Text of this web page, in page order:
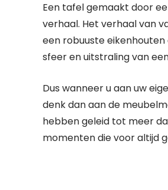
Een tafel gemaakt door
verhaal. Het verhaal van
een robuuste
sfeer en uitstraling van
Dus wanneer u aan uw
denk dan aan de
hebben geleid tot meer
momenten die voor altijd